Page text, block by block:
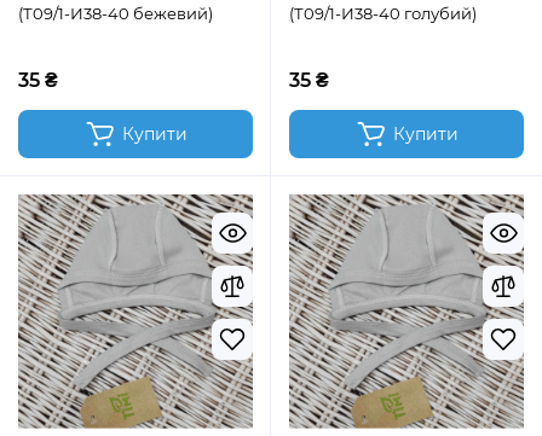
(Т09/1-И38-40 бежевий)
35 ₴
Купити
(Т09/1-И38-40 голубий)
35 ₴
Купити